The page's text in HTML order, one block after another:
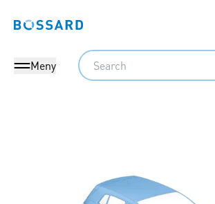
Bossard homepage
Meny
Search